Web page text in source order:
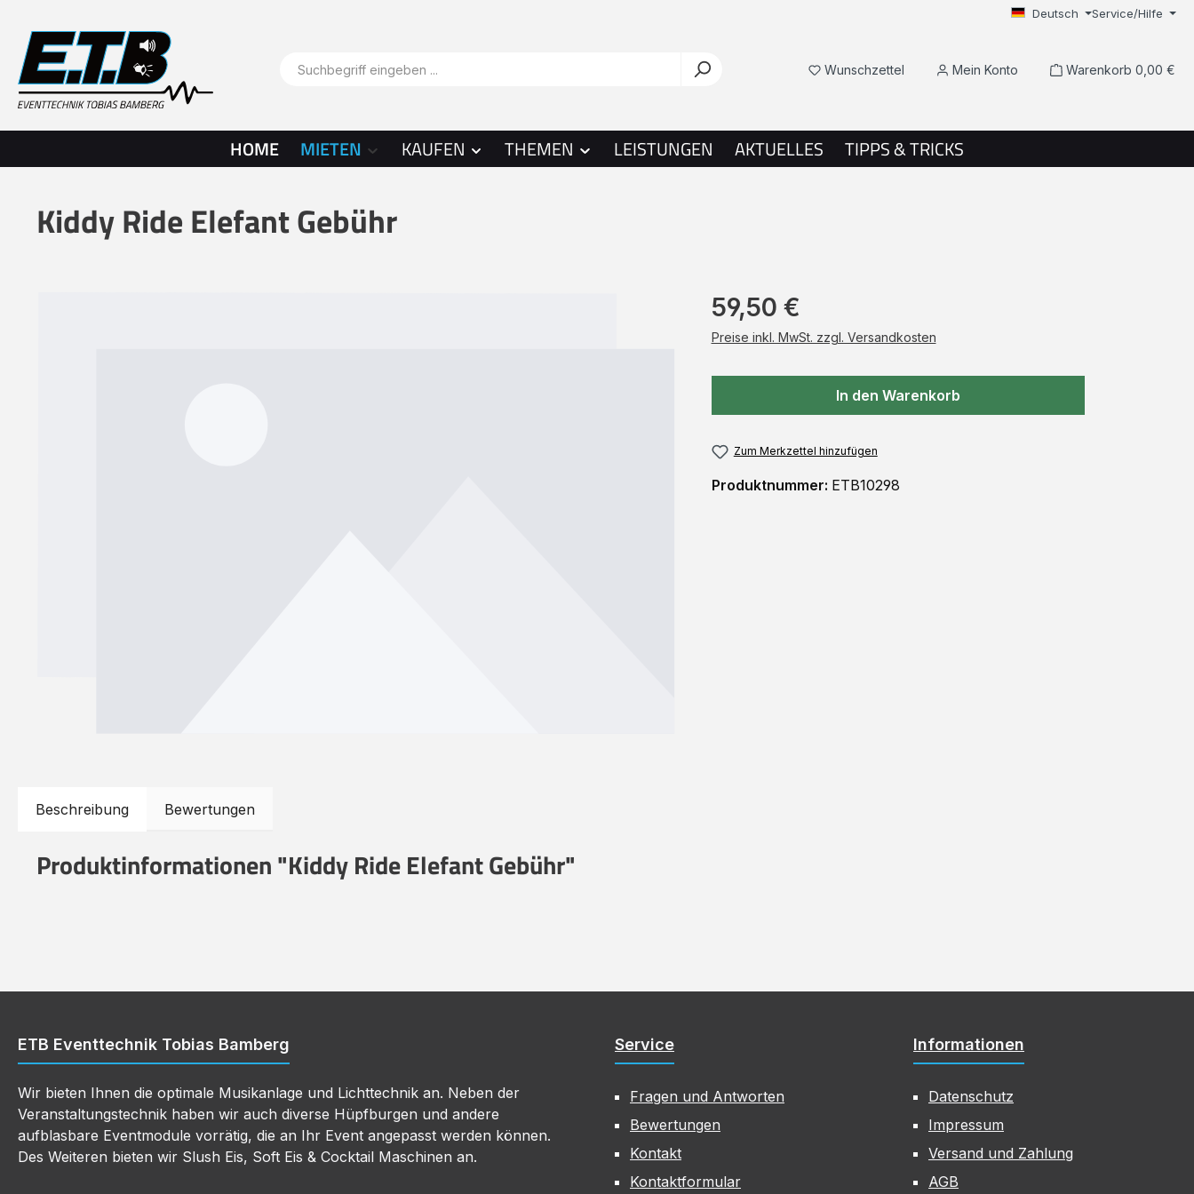
Deutsch Service/Hilfe
Wunschzettel Du hast 0 Produkte auf dem Merkzettel
Mein Konto Warenkorb 0,00 €
HOME MIETEN KAUFEN THEMEN LEISTUNGEN AKTUELLES TIPPS & TRICKS
Kiddy Ride Elefant Gebühr
59,50 €
Preise inkl. MwSt. zzgl. Versandkosten
In den Warenkorb
Zum Merkzettel hinzufügen
Produktnummer: ETB10298
Beschreibung Bewertungen
Produktinformationen "Kiddy Ride Elefant Gebühr"
ETB Eventtechnik Tobias Bamberg
Wir bieten Ihnen die optimale Musikanlage und Lichttechnik an. Neben der
Veranstaltungstechnik haben wir auch diverse Hüpfburgen und andere
aufblasbare Eventmodule vorrätig, die an Ihr Event angepasst werden können.
Des Weiteren bieten wir Slush Eis, Soft Eis & Cocktail Maschinen an.
Service
Fragen und Antworten
Bewertungen
Kontakt
Kontaktformular
Informationen
Datenschutz
Impressum
Versand und Zahlung
AGB